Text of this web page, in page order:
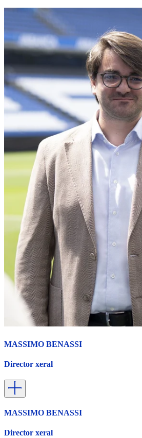
MASSIMO BENASSI
Director xeral
MASSIMO BENASSI
Director xeral